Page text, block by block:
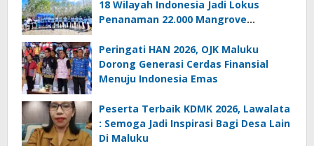
18 Wilayah Indonesia Jadi Lokus
Penanaman 22.000 Mangrove
Peringati HAN 2026, OJK Maluku
Dorong Generasi Cerdas Finansial
Menuju Indonesia Emas
Peserta Terbaik KDMK 2026, Lawalata
: Semoga Jadi Inspirasi Bagi Desa Lain
Di Maluku